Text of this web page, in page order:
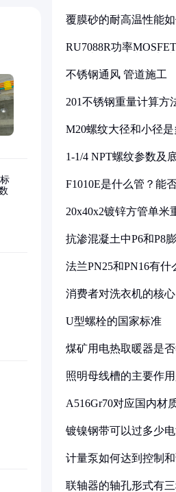
覆膜砂的耐高温性能
RU7088R功率
不锈钢通风 管道施工
201不锈钢重量计算方
M20螺纹大径和小径
1-1/4 NPT螺纹参数及
F1010E是什么管？能
20x40x2镀锌方管单米
抗渗混凝土中P6和P8
法兰PN25和PN16有什
消费者对洗衣机的核
U型螺栓的国家标准
煤矿用电热取暖器是
照明母线槽的主要作
A516Gr70对应国内材
镀镍钢带可以过多少
计量泵如何达到控制
联轴器的轴孔形式有